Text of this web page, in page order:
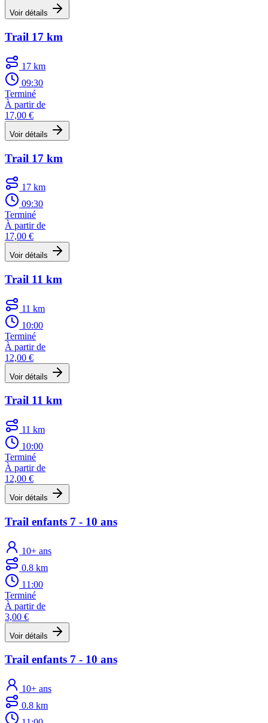
Voir détails
Trail 17 km
17 km
09:30
Terminé
À partir de
17,00 €
Voir détails
Trail 17 km
17 km
09:30
Terminé
À partir de
17,00 €
Voir détails
Trail 11 km
11 km
10:00
Terminé
À partir de
12,00 €
Voir détails
Trail 11 km
11 km
10:00
Terminé
À partir de
12,00 €
Voir détails
Trail enfants 7 - 10 ans
10+ ans
0.8 km
11:00
Terminé
À partir de
3,00 €
Voir détails
Trail enfants 7 - 10 ans
10+ ans
0.8 km